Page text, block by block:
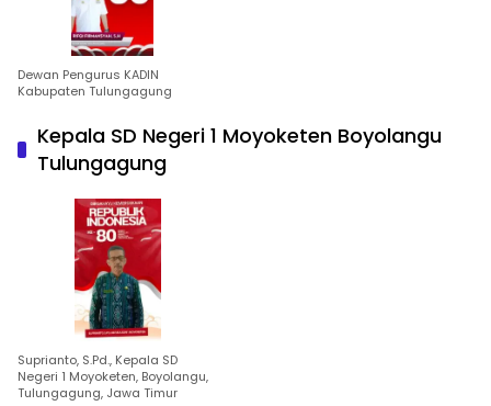
Dewan Pengurus KADIN
Kabupaten Tulungagung
Kepala SD Negeri 1 Moyoketen Boyolangu
Tulungagung
Suprianto, S.Pd., Kepala SD
Negeri 1 Moyoketen, Boyolangu,
Tulungagung, Jawa Timur